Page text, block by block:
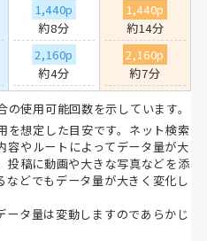
1,440p
約8分
2,160p
約4分
1,440p
約14分
2,160p
約7分
使用可能回数を示しています。
想定した目安です。ネット検索
容やルートによってデータ量が大
投稿に動画や大きな写真などを添
などでもデータ量が大きく変化し
ータ量は変動しますのであらかじ